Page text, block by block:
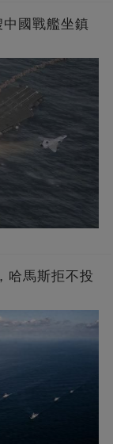
國戰艦坐鎮
哈馬斯拒不投